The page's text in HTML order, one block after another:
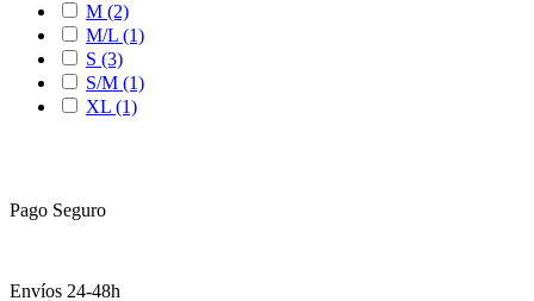
M (2)
M/L (1)
S (3)
S/M (1)
XL (1)
Pago Seguro
Envíos 24-48h